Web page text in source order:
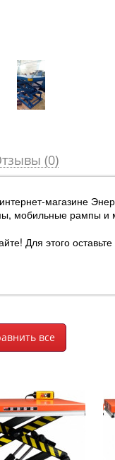
(0)
магазине
мобильные рампы и
Для этого